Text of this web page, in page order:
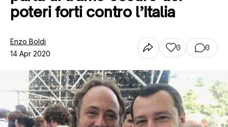
Chi siamo
Contatti
poteri forti contro l’Italia
Enzo Boldi
14 Apr 2020
0 0